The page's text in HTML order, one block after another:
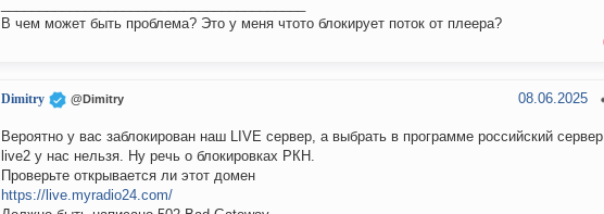
В чем может быть проблема? Это у меня чтото блокирует поток от плеера?
Dimitry @Dimitry 08.06.2025
Вероятно у вас заблокирован наш LIVE сервер, а выбрать в программе российский сервер
live2 у нас нельзя. Ну речь о блокировках РКН.
Проверьте открывается ли этот домен
https://live.myradio24.com/